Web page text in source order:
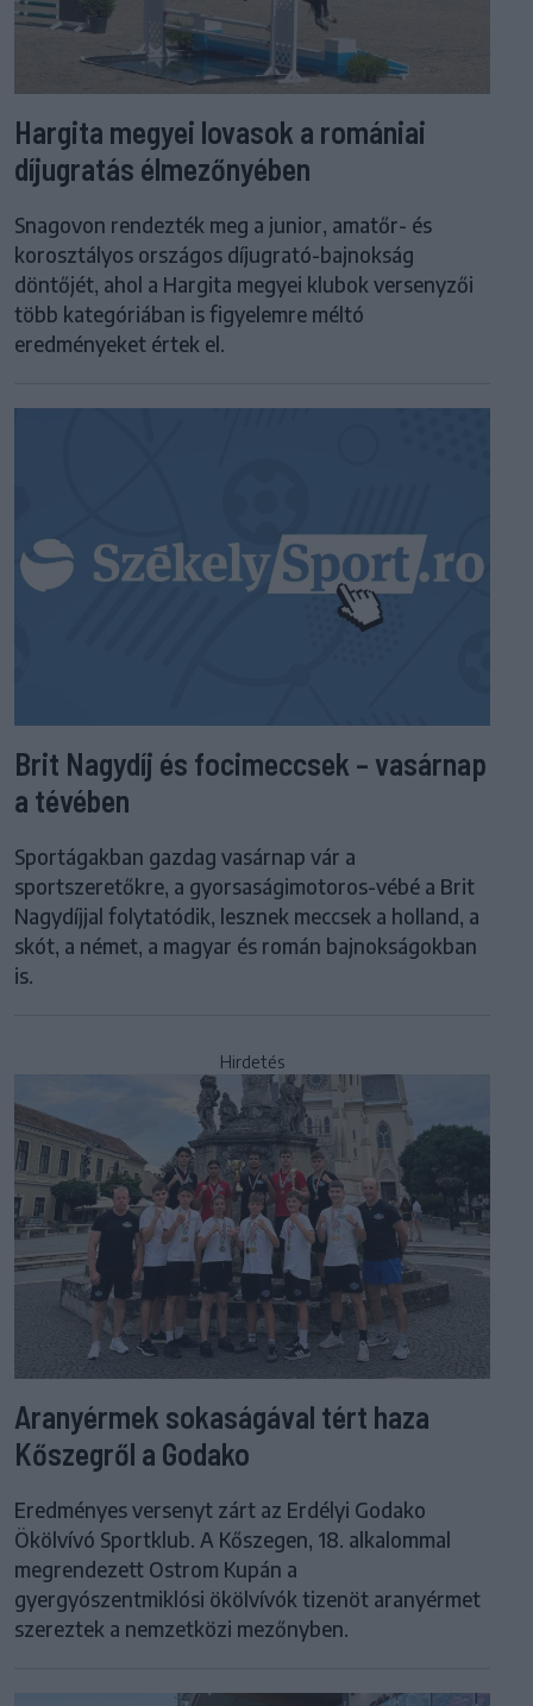
Hargita megyei lovasok a romániai
díjugratás élmezőnyében
Snagovon rendezték meg a junior, amatőr- és
korosztályos országos díjugrató-bajnokság
döntőjét, ahol a Hargita megyei klubok versenyzői
több kategóriában is figyelemre méltó
eredményeket értek el.
Brit Nagydíj és focimeccsek – vasárnap
a tévében
Sportágakban gazdag vasárnap vár a
sportszeretőkre, a gyorsaságimotoros-vébé a Brit
Nagydíjjal folytatódik, lesznek meccsek a holland, a
skót, a német, a magyar és román bajnokságokban
is.
Hirdetés
Aranyérmek sokaságával tért haza
Kőszegről a Godako
Eredményes versenyt zárt az Erdélyi Godako
Ökölvívó Sportklub. A Kőszegen, 18. alkalommal
megrendezett Ostrom Kupán a
gyergyószentmiklósi ökölvívók tizenöt aranyérmet
szereztek a nemzetközi mezőnyben.